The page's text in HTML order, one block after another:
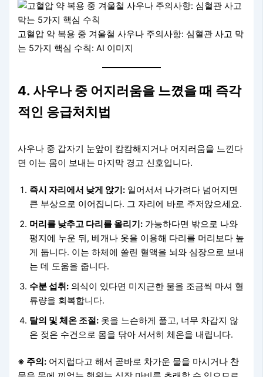
고혈압 약 복용 중 겨울철 사우나 주의사항: 심혈관 사고 막
는 5가지 핵심 수칙: AI 이미지
4. 사우나 중 어지러움을 느꼈을 때 즉각
적인 응급처치법
사우나 중 갑자기 눈앞이 캄캄해지거나 어지러움을 느낀다
면 이는 몸이 보내는 마지막 경고 신호입니다.
즉시 자리에서 낮게 앉기: 일어서서 나가려다 넘어지면
큰 부상으로 이어집니다. 그 자리에 바로 주저앉으세요.
머리를 낮추고 다리를 올리기: 가능하다면 밖으로 나와
평지에 누운 뒤, 베개나 옷을 이용해 다리를 머리보다 높
게 둡니다. 이는 하체에 쏠린 혈액을 뇌와 심장으로 보내
는 데 도움을 줍니다.
수분 섭취: 의식이 있다면 미지근한 물을 조금씩 마셔 혈
류량을 회복합니다.
탈의 및 체온 조절: 옷을 느슨하게 풀고, 너무 차갑지 않
은 젖은 수건으로 몸을 닦아 서서히 체온을 내립니다.
※ 주의: 어지럽다고 해서 곧바로 차가운 물을 마시거나 찬